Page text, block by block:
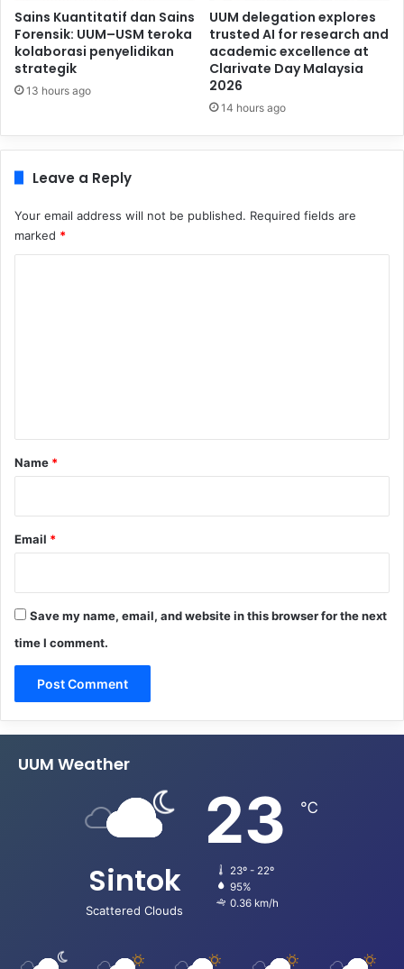
Sains Kuantitatif dan Sains
Forensik: UUM–USM teroka
kolaborasi penyelidikan
strategik
13 hours ago
UUM delegation explores
trusted AI for research and
academic excellence at
Clarivate Day Malaysia
2026
14 hours ago
Leave a Reply
Your email address will not be published. Required fields are
marked *
*
Name *
Email *
Save my name, email, and website in this browser for the next
time I comment.
UUM Weather
Sintok
Scattered Clouds
23 ℃
23º - 22º
95%
0.36 km/h